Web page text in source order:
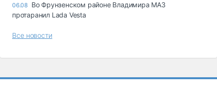
06.08 Во Фрунзенском районе Владимира МАЗ
протаранил Lada Vesta
Все новости